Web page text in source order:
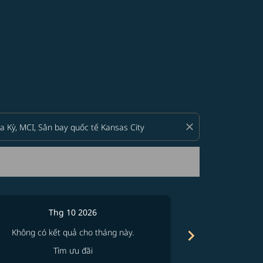
close
tốt
Thg 10 2026
Không có kết quả cho tháng này.
Tìm ưu đãi
chevron_right